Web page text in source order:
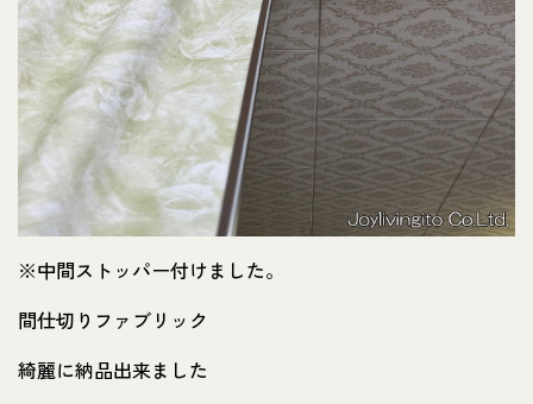
※中間ストッパー付けました。
間仕切りファブリック
綺麗に納品出来ました